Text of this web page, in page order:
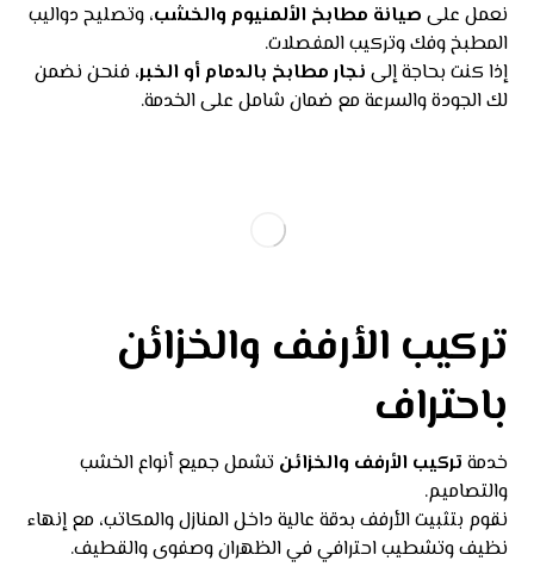
نعمل على صيانة مطابخ الألمنيوم والخشب، وتصليح دواليب
المطبخ وفك وتركيب المفصلات.
إذا كنت بحاجة إلى نجار مطابخ بالدمام أو الخبر، فنحن نضمن
لك الجودة والسرعة مع ضمان شامل على الخدمة.
تركيب الأرفف والخزائن
باحتراف
خدمة تركيب الأرفف والخزائن تشمل جميع أنواع الخشب
والتصاميم.
نقوم بتثبيت الأرفف بدقة عالية داخل المنازل والمكاتب، مع إنهاء
نظيف وتشطيب احترافي في الظهران وصفوى والقطيف.